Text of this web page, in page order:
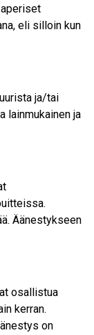
eli silloin kun
ja/tai
lainmukainen ja
Äänestykseen
osallistua
kerran.
on